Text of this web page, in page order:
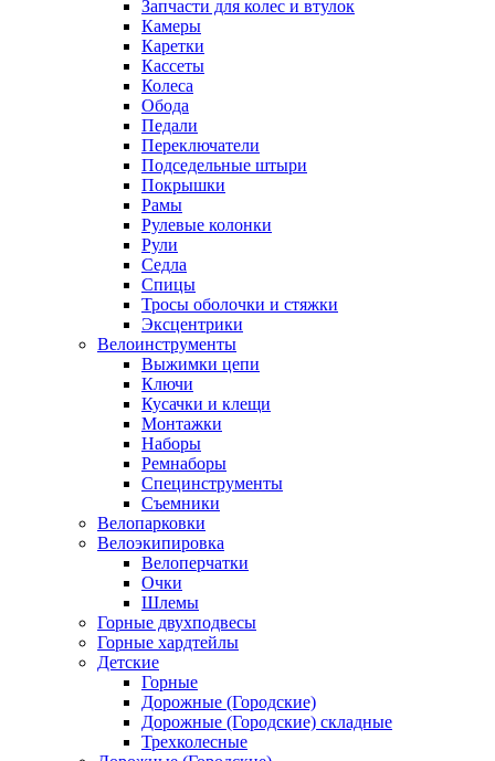
Запчасти для колес и втулок
Камеры
Каретки
Кассеты
Колеса
Обода
Педали
Переключатели
Подседельные штыри
Покрышки
Рамы
Рулевые колонки
Рули
Седла
Спицы
Тросы оболочки и стяжки
Эксцентрики
Велоинструменты
Выжимки цепи
Ключи
Кусачки и клещи
Монтажки
Наборы
Ремнаборы
Специнструменты
Съемники
Велопарковки
Велоэкипировка
Велоперчатки
Очки
Шлемы
Горные двухподвесы
Горные хардтейлы
Детские
Горные
Дорожные (Городские)
Дорожные (Городские) складные
Трехколесные